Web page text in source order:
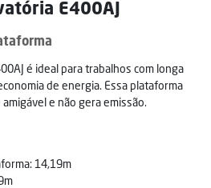
E400AJ
é ideal para trabalhos com longa
de energia. Essa plataforma
e não gera emissão.
14,19m